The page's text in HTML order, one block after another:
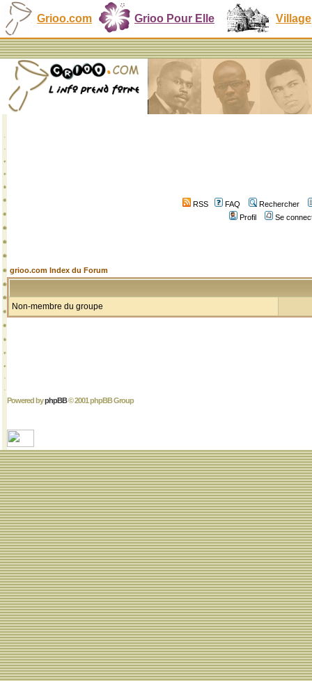
Grioo.com Grioo Pour Elle Village
RSS FAQ
Rechercher
Profil
Se
grioo.com Index du Forum
Non-membre du groupe
Powered byphpBB© 2001 phpBB Group